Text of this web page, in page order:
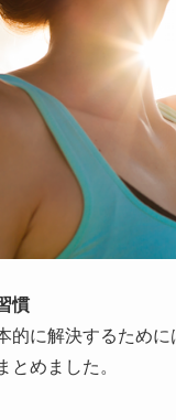
慣
的に解決するため
とめました。